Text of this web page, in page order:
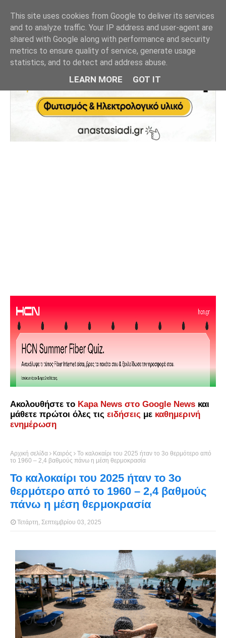
Ακολουθήστε το Kapa News στο Google News και
μάθετε πρώτοι όλες τις ειδήσεις με καθημερινή
ενημέρωση
Αρχική σελίδα Καιρός
Το καλοκαίρι του 2025 ήταν το 3ο θερμότερο από
το 1960 – 2,4 βαθμούς πάνω η μέση θερμοκρασία
Το καλοκαίρι του 2025 ήταν το 3ο
θερμότερο από το 1960 – 2,4 βαθμούς
πάνω η μέση θερμοκρασία
Τετάρτη, Σεπτεμβρίου 03, 2025
This site uses cookies from Google to deliver its services
and to analyze traffic. Your IP address and user-agent are
shared with Google along with performance and security
metrics to ensure quality of service, generate usage
statistics, and to detect and address abuse.
LEARN MORE GOT IT